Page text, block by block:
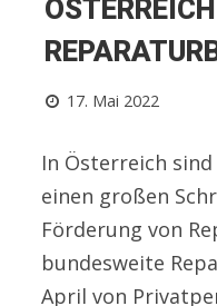
17. Mai 2022
In Österreich
einen großen
Förderung von
bundesweite
April von